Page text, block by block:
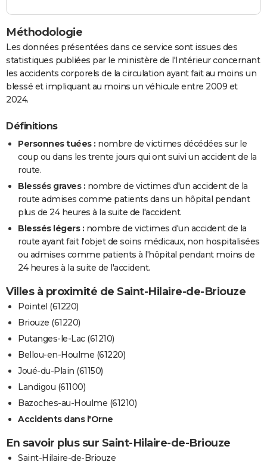
Méthodologie
Les données présentées dans ce service sont issues des
statistiques publiées par le ministère de l'Intérieur concernant
les accidents corporels de la circulation ayant fait au moins un
blessé et impliquant au moins un véhicule entre 2009 et
2024.
Définitions
Personnes tuées : nombre de victimes décédées sur le
coup ou dans les trente jours qui ont suivi un accident de la
route.
Blessés graves : nombre de victimes d'un accident de la
route admises comme patients dans un hôpital pendant
plus de 24 heures à la suite de l'accident.
Blessés légers : nombre de victimes d'un accident de la
route ayant fait l'objet de soins médicaux, non hospitalisées
ou admises comme patients à l'hôpital pendant moins de
24 heures à la suite de l'accident.
Villes à proximité de Saint-Hilaire-de-Briouze
Pointel (61220)
Briouze (61220)
Putanges-le-Lac (61210)
Bellou-en-Houlme (61220)
Joué-du-Plain (61150)
Landigou (61100)
Bazoches-au-Houlme (61210)
Accidents dans l'Orne
En savoir plus sur Saint-Hilaire-de-Briouze
Saint-Hilaire-de-Briouze